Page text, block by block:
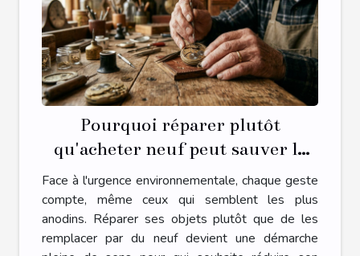
Pourquoi réparer plutôt
qu'acheter neuf peut sauver la
planète ?
Face à l'urgence environnementale, chaque geste
compte, même ceux qui semblent les plus
anodins. Réparer ses objets plutôt que de les
remplacer par du neuf devient une démarche